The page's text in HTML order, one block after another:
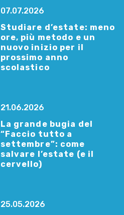
07.07.2026
Studiare d’estate: meno
ore, più metodo e un
nuovo inizio per il
prossimo anno
scolastico
21.06.2026
La grande bugia del
“Faccio tutto a
settembre”: come
salvare l’estate (e il
cervello)
25.05.2026